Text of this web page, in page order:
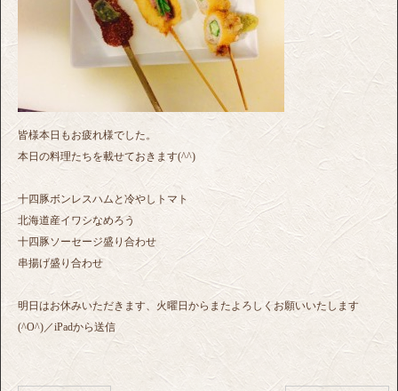
皆様本日もお疲れ様でした。
本日の料理たちを載せておきます(^^)
十四豚ボンレスハムと冷やしトマト
北海道産イワシなめろう
十四豚ソーセージ盛り合わせ
串揚げ盛り合わせ
明日はお休みいただきます、火曜日からまたよろしくお願いいたします
(^O^)／iPadから送信